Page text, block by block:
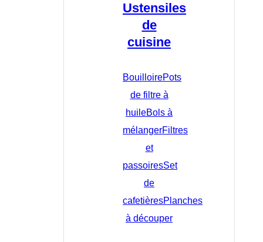
Ustensiles
de
cuisine
BouilloirePots
de filtre à
huileBols à
mélangerFiltres
et
passoiresSet
de
cafetièresPlanches
à découper